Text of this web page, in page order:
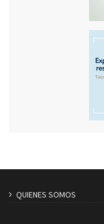
QUIENES SOMOS